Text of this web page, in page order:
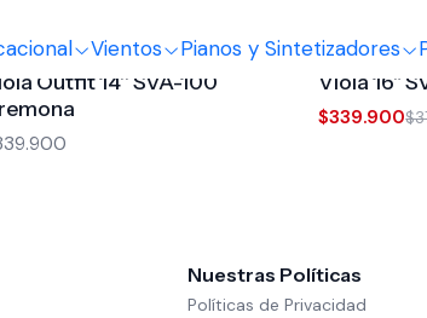
Vientos Pianos y Sintetizadores
|Cremona
Outfit 14'' SVA-100
3977096|
Viola 16"
$339.900
Nuestras Políticas
Políticas de Privacidad